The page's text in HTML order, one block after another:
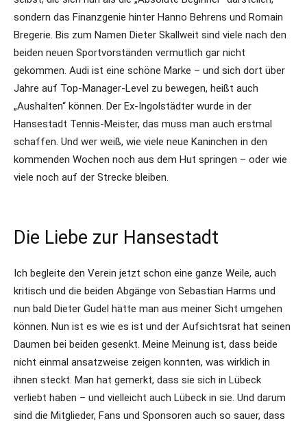
sondern das Finanzgenie hinter Hanno Behrens und Romain
Bregerie. Bis zum Namen Dieter Skallweit sind viele nach den
beiden neuen Sportvorständen vermutlich gar nicht
gekommen. Audi ist eine schöne Marke – und sich dort über
Jahre auf Top-Manager-Level zu bewegen, heißt auch
„Aushalten“ können. Der Ex-Ingolstädter wurde in der
Hansestadt Tennis-Meister, das muss man auch erstmal
schaffen. Und wer weiß, wie viele neue Kaninchen in den
kommenden Wochen noch aus dem Hut springen – oder wie
viele noch auf der Strecke bleiben.
Die Liebe zur Hansestadt
Ich begleite den Verein jetzt schon eine ganze Weile, auch
kritisch und die beiden Abgänge von Sebastian Harms und
nun bald Dieter Gudel hätte man aus meiner Sicht umgehen
können. Nun ist es wie es ist und der Aufsichtsrat hat seinen
Daumen bei beiden gesenkt. Meine Meinung ist, dass beide
nicht einmal ansatzweise zeigen konnten, was wirklich in
ihnen steckt. Man hat gemerkt, dass sie sich in Lübeck
verliebt haben – und vielleicht auch Lübeck in sie. Und darum
sind die Mitglieder, Fans und Sponsoren auch so sauer, dass